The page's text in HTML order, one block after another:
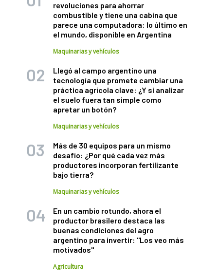
revoluciones para ahorrar
combustible y tiene una cabina que
parece una computadora: lo último en
el mundo, disponible en Argentina
Maquinarias y vehículos
Llegó al campo argentino una
tecnología que promete cambiar una
práctica agrícola clave: ¿Y si analizar
el suelo fuera tan simple como
apretar un botón?
Maquinarias y vehículos
Más de 30 equipos para un mismo
desafío: ¿Por qué cada vez más
productores incorporan fertilizante
bajo tierra?
Maquinarias y vehículos
En un cambio rotundo, ahora el
productor brasilero destaca las
buenas condiciones del agro
argentino para invertir: "Los veo más
motivados"
Agricultura